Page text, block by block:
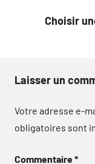
Choisir
Laisser un
Votre adresse e-
obligatoires sont
Commentaire*